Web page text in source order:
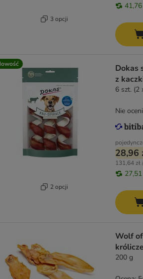
3 opcji
41,76
2 opcji
Dokas
z
6 szt. (2
28,96
131,64 zł
27,51
Nie
Wolf
królicze
200 g